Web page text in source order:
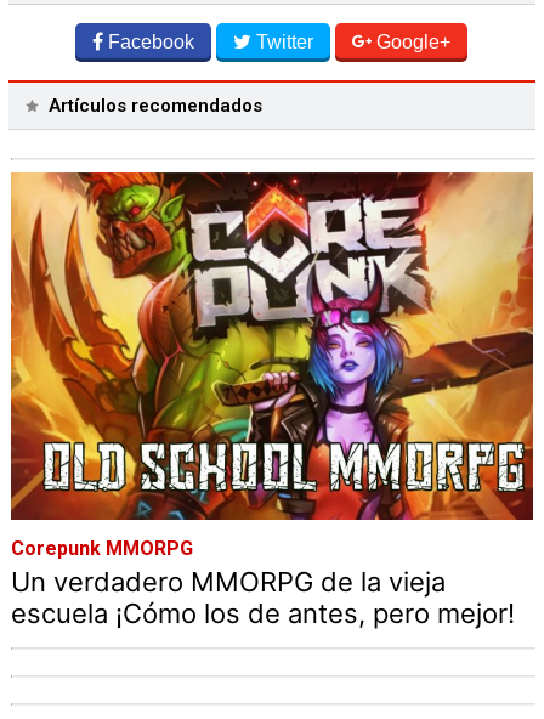
Facebook Twitter Google+
Artículos recomendados
Corepunk MMORPG
Un verdadero MMORPG de la vieja
escuela ¡Cómo los de antes, pero mejor!